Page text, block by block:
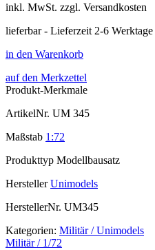
inkl. MwSt. zzgl. Versandkosten
lieferbar - Lieferzeit 2-6 Werktage
in den Warenkorb
auf den Merkzettel
Produkt-Merkmale
ArtikelNr. UM 345
Maßstab 1:72
Produkttyp Modellbausatz
Hersteller Unimodels
HerstellerNr. UM345
Kategorien: Militär / Unimodels
Militär / 1/72